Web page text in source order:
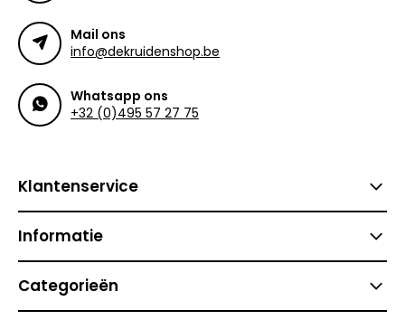
Mail ons
info@dekruidenshop.be
Whatsapp ons
+32 (0)495 57 27 75
Klantenservice
Informatie
Categorieën